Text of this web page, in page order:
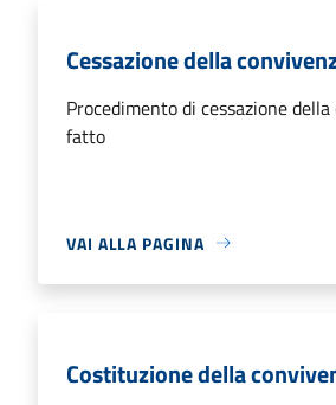
Cessazione della
Procedimento di cessazione
fatto
VAI ALLA PAGINA
Costituzione della